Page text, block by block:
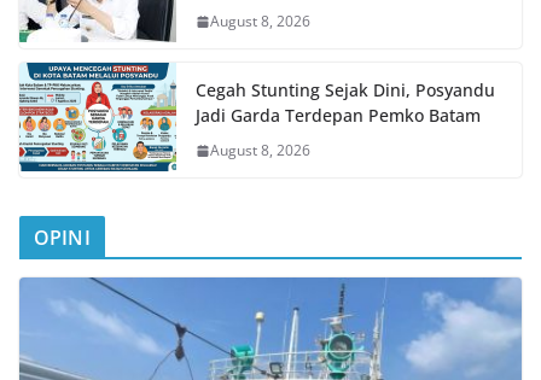
August 8, 2026
Cegah Stunting Sejak Dini, Posyandu
Jadi Garda Terdepan Pemko Batam
August 8, 2026
OPINI